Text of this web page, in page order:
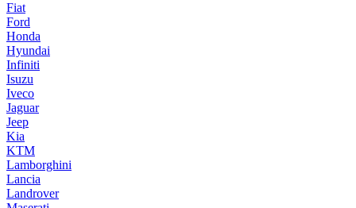
Fiat
Ford
Honda
Hyundai
Infiniti
Isuzu
Iveco
Jaguar
Jeep
Kia
KTM
Lamborghini
Lancia
Landrover